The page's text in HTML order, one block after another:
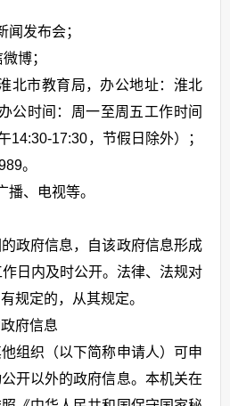
闻发布会；
博；
北市教育局，办公地址： 淮北
公时间： 周一至周五工作时间
14:30-17:30，节假日除外）
；
。
播、电视等。
政府信息，自该政府信息形成
日内及时公开。法律、法规对
规定的，从其规定。
府信息
组织（以下简称申请人）可申
开以外的政府信息。本机关在